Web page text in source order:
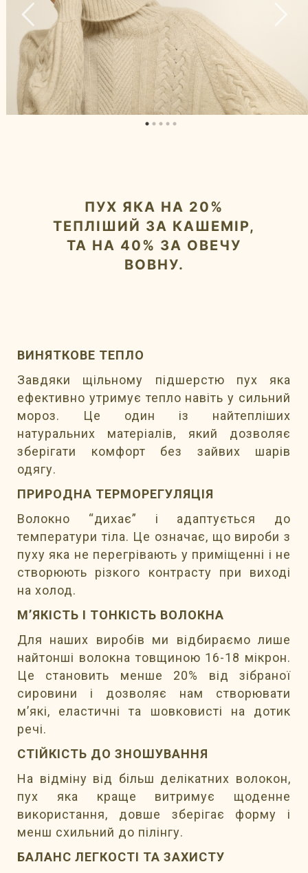
ПУХ ЯКА НА 20%
ТЕПЛІШИЙ ЗА КАШЕМІР,
ТА НА 40% ЗА ОВЕЧУ
ВОВНУ.
ВИНЯТКОВЕ ТЕПЛО
Завдяки щільному підшерстю пух яка
ефективно утримує тепло навіть у сильний
мороз. Це один із найтепліших
натуральних матеріалів, який дозволяє
зберігати комфорт без зайвих шарів
одягу.
ПРИРОДНА ТЕРМОРЕГУЛЯЦІЯ
Волокно “дихає” і адаптується до
температури тіла. Це означає, що вироби з
пуху яка не перегрівають у приміщенні і не
створюють різкого контрасту при виході
на холод.
М’ЯКІСТЬ І ТОНКІСТЬ ВОЛОКНА
Для наших виробів ми відбираємо лише
найтонші волокна товщиною 16-18 мікрон.
Це становить менше 20% від зібраної
сировини і дозволяє нам створювати
м’які, еластичні та шовковисті на дотик
речі.
СТІЙКІСТЬ ДО ЗНОШУВАННЯ
На відміну від більш делікатних волокон,
пух яка краще витримує щоденне
використання, довше зберігає форму і
менш схильний до пілінгу.
БАЛАНС ЛЕГКОСТІ ТА ЗАХИСТУ